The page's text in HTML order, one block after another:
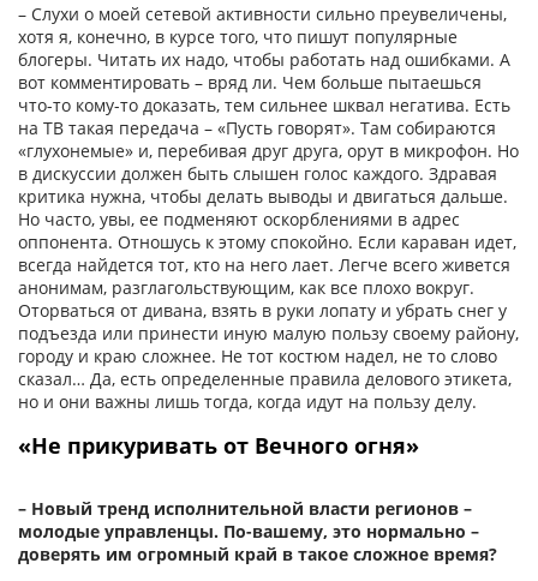
– Слухи о моей сетевой активности сильно преувеличены,
хотя я, конечно, в курсе того, что пишут популярные
блогеры. Читать их надо, чтобы работать над ошибками. А
вот комментировать – вряд ли. Чем больше пытаешься
что-то кому-то доказать, тем сильнее шквал негатива. Есть
на ТВ такая передача – «Пусть говорят». Там собираются
«глухонемые» и, перебивая друг друга, орут в микрофон. Но
в дискуссии должен быть слышен голос каждого. Здравая
критика нужна, чтобы делать выводы и двигаться дальше.
Но часто, увы, ее подменяют оскорблениями в адрес
оппонента. Отношусь к этому спокойно. Если караван идет,
всегда найдется тот, кто на него лает. Легче всего живется
анонимам, разглагольствующим, как все плохо вокруг.
Оторваться от дивана, взять в руки лопату и убрать снег у
подъезда или принести иную малую пользу своему району,
городу и краю сложнее. Не тот костюм надел, не то слово
сказал… Да, есть определенные правила делового этикета,
но и они важны лишь тогда, когда идут на пользу делу.
«Не прикуривать от Вечного огня»
– Новый тренд исполнительной власти регионов –
молодые управленцы. По-вашему, это нормально –
доверять им огромный край в такое сложное время?